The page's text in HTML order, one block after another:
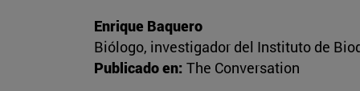
Enrique Baquero
Biólogo, investigador del Instituto de
Publicado en: The Conversation